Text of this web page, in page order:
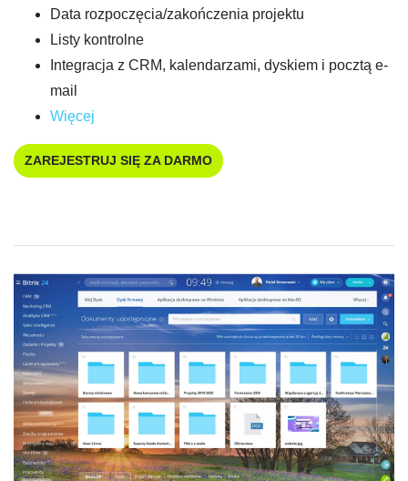
Data rozpoczęcia/zakończenia projektu
Listy kontrolne
Integracja z CRM, kalendarzami, dyskiem i pocztą e-
mail
Więcej
ZAREJESTRUJ SIĘ ZA DARMO